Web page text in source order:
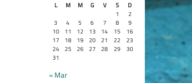
L
M M G V S
D
1
2
3
4 5 6 7 8
9
10
11 12 13 14 15
16
17
18 19 20 21 22
23
24
25 26 27 28 29
30
31
« Mar